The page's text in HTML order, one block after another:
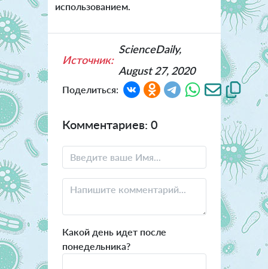
использованием.
Источник:
ScienceDaily,
August 27, 2020
Поделиться:
Комментариев: 0
Какой день идет после
понедельника?